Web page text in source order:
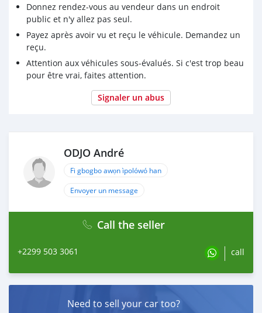
Donnez rendez-vous au vendeur dans un endroit
public et n'y allez pas seul.
Payez après avoir vu et reçu le véhicule. Demandez un
reçu.
Attention aux véhicules sous-évalués. Si c'est trop beau
pour être vrai, faites attention.
Signaler un abus
ODJO André
Fi gbogbo awọn ìpolówó han
Envoyer un message
Call the seller
+2299 503 3061 call
Need to sell your car too?